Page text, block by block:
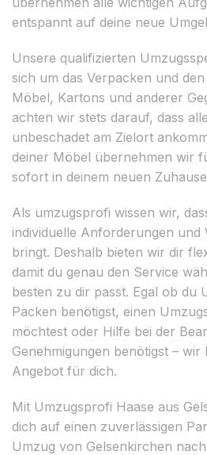
entspannt auf deine neue
Unsere qualifizierten
sich um das Verpacken und
Möbel, Kartons und anderer
achten wir stets darauf, dass
unbeschadet am Zielort
deiner Möbel übernehmen wir
sofort in deinem neuen
Als umzugsprofi wissen wir,
individuelle Anforderungen und
bringt. Deshalb bieten wir dir
damit du genau den Service
besten zu dir passt. Egal ob du
Packen benötigst, einen
möchtest oder Hilfe bei der
Genehmigungen benötigst – wir
Angebot für dich.
Mit Umzugsprofi Haase aus
dich auf einen zuverlässigen
Umzug von Gelsenkirchen